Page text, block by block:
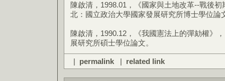
陳啟清，1998.01，《國家與土地改革--戰後
北：國立政治大學國家發展研究所博士學位論
陳啟清，1990.12，《我國憲法上的彈劾權》
展研究所碩士學位論文。
| permalink | related link